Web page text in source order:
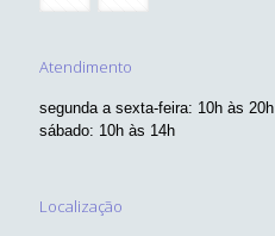
Atendimento
segunda a sexta-feira: 10h às 20h
sábado: 10h às 14h
Localização